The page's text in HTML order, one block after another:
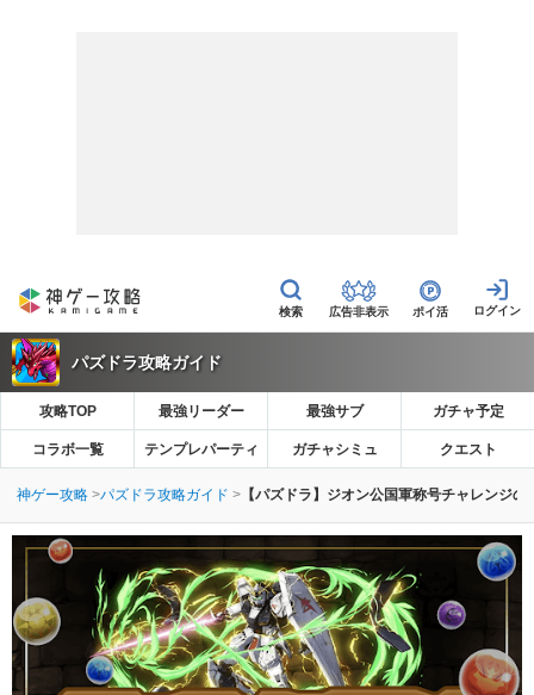
広告非表示 ポイ活
パズドラ攻略ガイド
攻略TOP 最強リーダー 最強サブ ガチャ予定
コラボ一覧 テンプレパーティ ガチャシミュ クエスト
神ゲー攻略 パズドラ攻略ガイド 【パズドラ】ジオン公国軍称号チャレンジ